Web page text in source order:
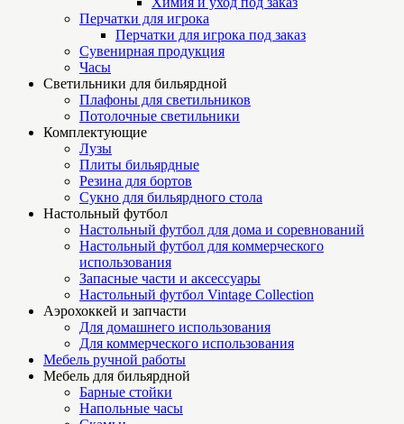
Перчатки для игрока
Перчатки для игрока под заказ
Сувенирная продукция
Часы
Светильники для бильярдной
Плафоны для светильников
Потолочные светильники
Комплектующие
Лузы
Плиты бильярдные
Резина для бортов
Сукно для бильярдного стола
Настольный футбол
Настольный футбол для дома и соревнований
Настольный футбол для коммерческого
использования
Запасные части и аксессуары
Настольный футбол Vintage Collection
Аэрохоккей и запчасти
Для домашнего использования
Для коммерческого использования
Мебель ручной работы
Мебель для бильярдной
Барные стойки
Напольные часы